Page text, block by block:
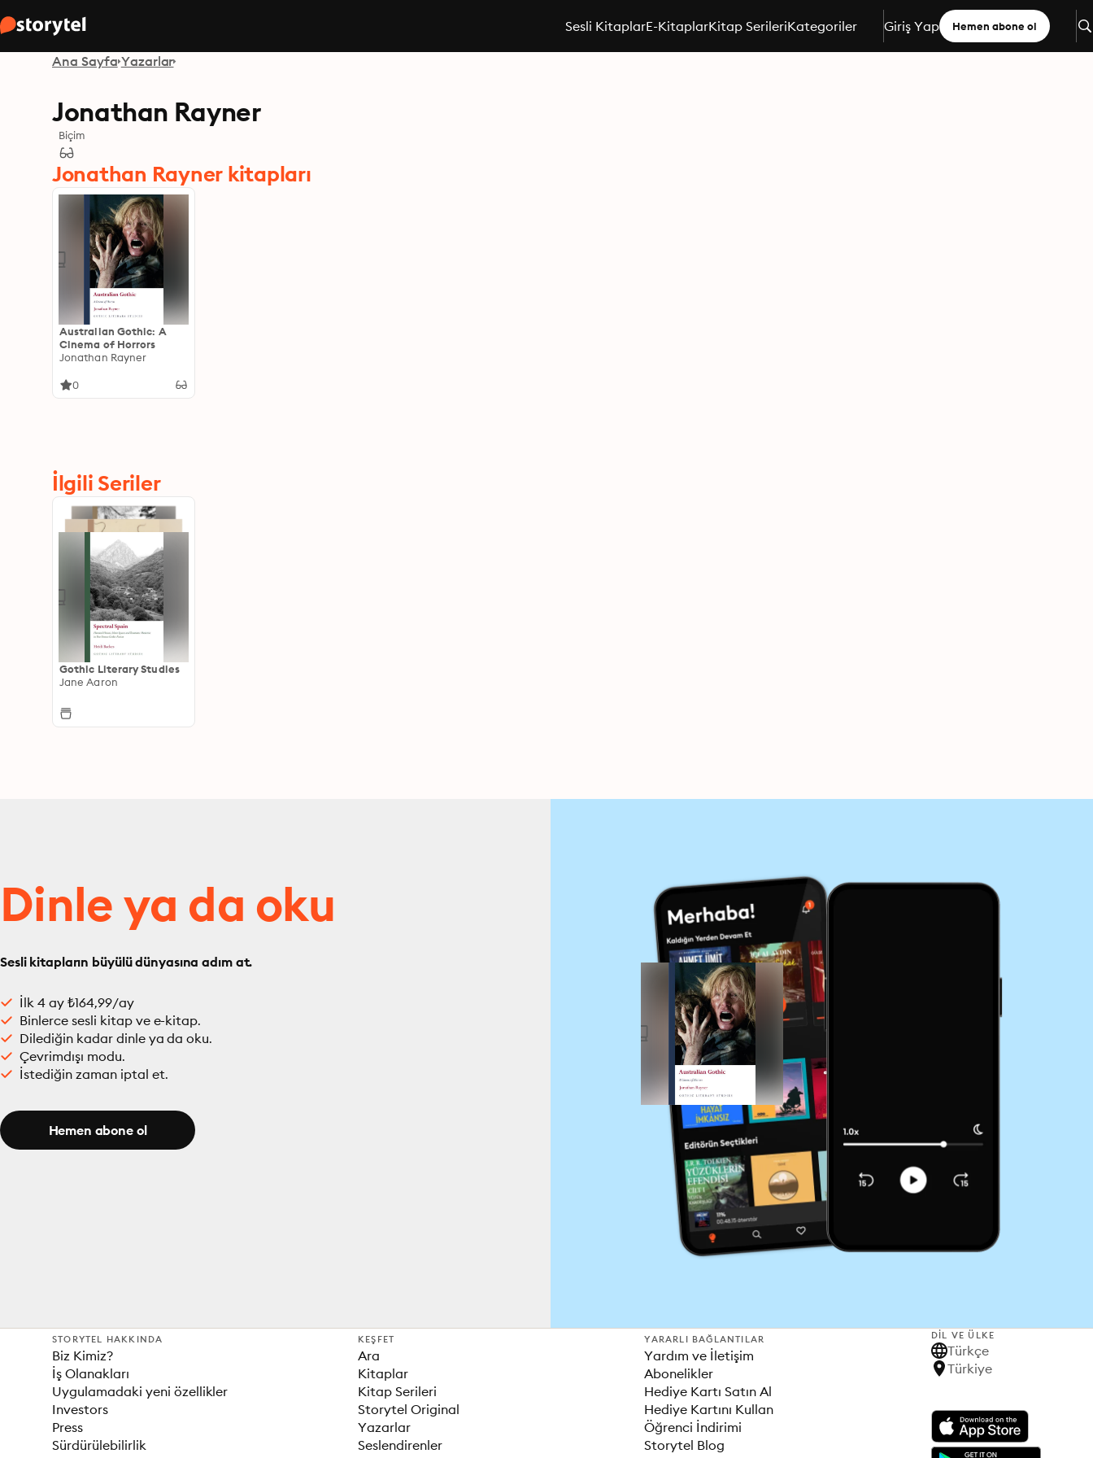
Sesli KitaplarE-KitaplarKitap SerileriKategoriler Giriş Yap Hemen abone ol
Ana Sayfa Yazarlar
Jonathan Rayner
Biçim
Jonathan Rayner kitapları
Australian Gothic: A
Cinema of Horrors
Jonathan Rayner
0
İlgili Seriler
Gothic Literary Studies
Jane Aaron
Dinle ya da oku
Sesli kitapların büyülü dünyasına adım at.
İlk 4 ay ₺164,99/ay
Binlerce sesli kitap ve e-kitap.
Dilediğin kadar dinle ya da oku.
Çevrimdışı modu.
İstediğin zaman iptal et.
Hemen abone ol
STORYTEL HAKKINDA
Biz Kimiz?
İş Olanakları
Uygulamadaki yeni özellikler
Investors
Press
Sürdürülebilirlik
KEŞFET
Ara
Kitaplar
Kitap Serileri
Storytel Original
Yazarlar
Seslendirenler
YARARLI BAĞLANTILAR
Yardım ve İletişim
Abonelikler
Hediye Kartı Satın Al
Hediye Kartını Kullan
Öğrenci İndirimi
Storytel Blog
DIL VE ÜLKE
Türkçe
Türkiye